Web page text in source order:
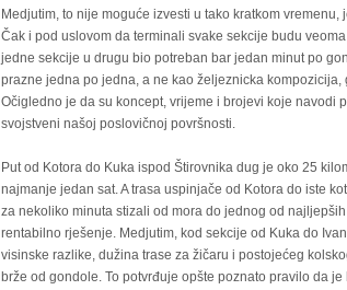
Medjutim, to nije moguće izvesti u tako kratkom
Čak i pod uslovom da terminali svake sekcije budu
jedne sekcije u drugu bio potreban bar jedan minut po
prazne jedna po jedna, a ne kao željeznicka
Očigledno je da su koncept, vrijeme i brojevi koje navodi
svojstveni našoj poslovičnoj površnosti.
Put od Kotora do Kuka ispod Štirovnika dug je oko 25
najmanje jedan sat. A trasa uspinjače od Kotora do iste
za nekoliko minuta stizali od mora do jednog od
rentabilno rješenje. Medjutim, kod sekcije od Kuka do
visinske razlike, dužina trase za žičaru i postojećeg
brže od gondole. To potvrđuje opšte poznato pravilo da